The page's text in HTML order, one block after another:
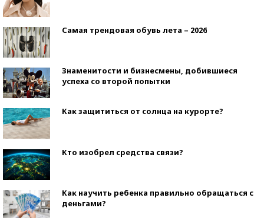
Самая трендовая обувь лета – 2026
Знаменитости и бизнесмены, добившиеся
успеха со второй попытки
Как защититься от солнца на курорте?
Кто изобрел средства связи?
Как научить ребенка правильно обращаться с
деньгами?